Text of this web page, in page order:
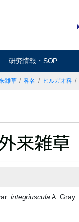
研究情報・SOP
雑草 科名 ヒルガオ科
integriuscula A. Gray